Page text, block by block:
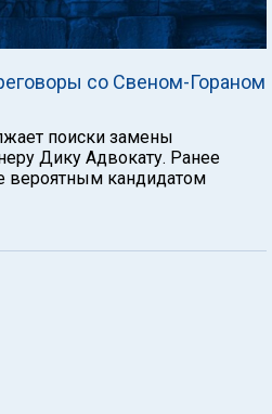
со Свеном-Гораном
поиски замены
Дику Адвокату. Ранее
вероятным кандидатом